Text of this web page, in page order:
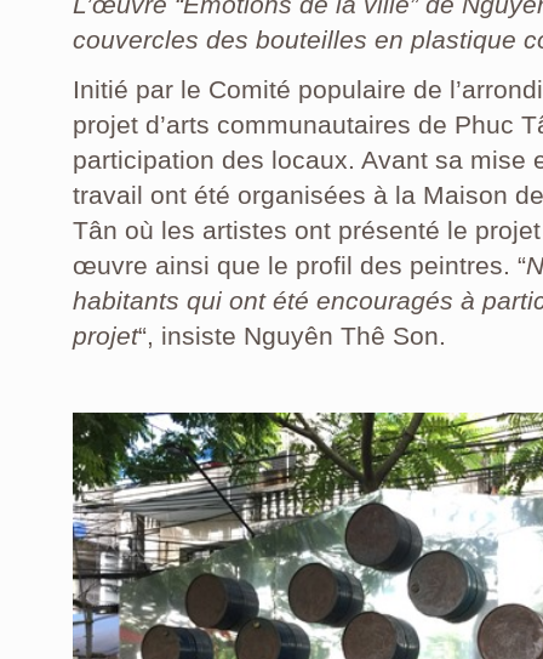
couvercles des bouteilles en plastique
Initié par le Comité populaire de
projet d’arts communautaires de Phuc
participation des locaux. Avant sa
travail ont été organisées à la Maison
Tân où les artistes ont présenté le
œuvre ainsi que le profil des peintres. “
habitants qui ont été encouragés à
projet“, insiste Nguyên Thê Son.